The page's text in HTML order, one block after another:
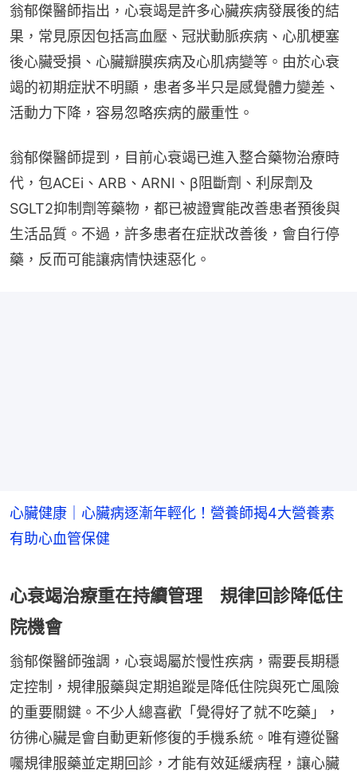
翁郁傑醫師指出，心衰竭是許多心臟疾病發展後的結
果，常見原因包括高血壓、冠狀動脈疾病、心肌梗塞
後心臟受損、心臟瓣膜疾病及心肌病變等。由於心衰
竭的初期症狀不明顯，患者多半只是感覺體力變差、
活動力下降，容易忽略疾病的嚴重性。
翁郁傑醫師提到，目前心衰竭已進入整合藥物治療時
代，包ACEi、ARB、ARNI、β阻斷劑、利尿劑及
SGLT2抑制劑等藥物，都已被證實能改善患者預後與
生活品質。不過，許多患者在症狀改善後，會自行停
藥，反而可能讓病情快速惡化。
心臟健康｜心臟病逐漸年輕化！營養師揭4大營養素
有助心血管保健
心衰竭治療重在持續管理 規律回診降低住
院機會
翁郁傑醫師強調，心衰竭屬於慢性疾病，需要長期穩
定控制，規律服藥與定期追蹤是降低住院與死亡風險
的重要關鍵。不少人總喜歡「覺得好了就不吃藥」，
彷彿心臟是會自動更新修復的手機系統。唯有遵從醫
囑規律服藥並定期回診，才能有效延緩病程，讓心臟